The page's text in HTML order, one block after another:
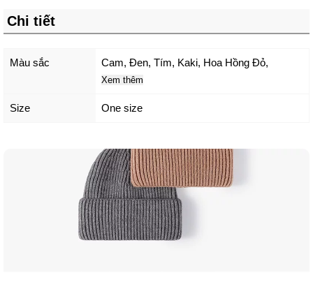
Chi tiết
Màu sắc Cam, Đen, Tím, Kaki, Hoa Hồng Đỏ,
Xem thêm
Size One size